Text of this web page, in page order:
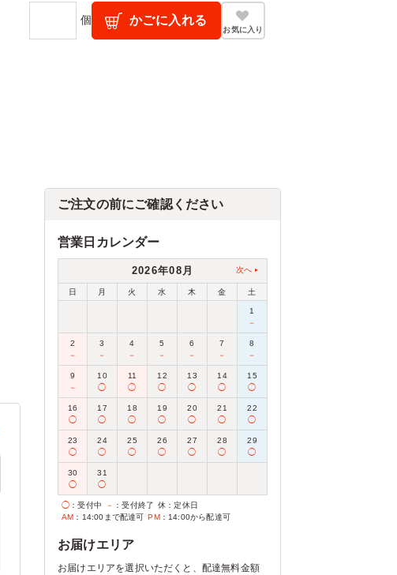
個 かごに入れる
お気に入り
ご注文の前にご確認ください
営業日カレンダー
2026年08月 次へ
日 月 火 水 木 金 土
1
－
2
－
3
－
4
－
5
－
6
－
7
－
8
－
9
－
10
◯
11
◯
12
◯
13
◯
14
◯
15
◯
16
◯
17
◯
18
◯
19
◯
20
◯
21
◯
22
◯
23
◯
24
◯
25
◯
26
◯
27
◯
28
◯
29
◯
30
◯
31
◯
◯ ：受付中 － ：受付終了 休 ：定休日
AM ：14:00まで配達可 PM：14:00から配達可
お届けエリア
お届けエリアを選択いただくと、配達無料金額